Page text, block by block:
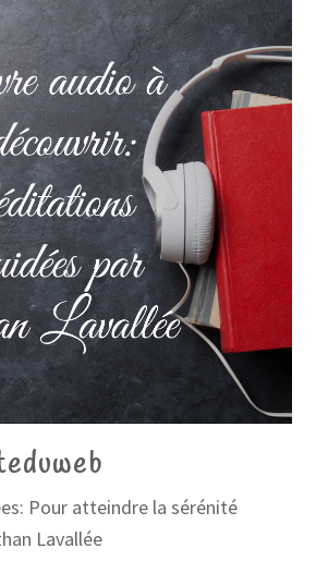
Pour atteindre la sérénité
Lavallée